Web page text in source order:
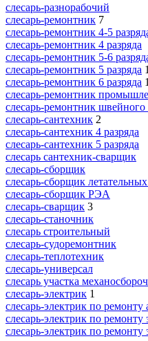
слесарь-разнорабочий
слесарь-ремонтник 7
слесарь-ремонтник 4-5
слесарь-ремонтник 4 разряда
слесарь-ремонтник 5-6
слесарь-ремонтник 5 разряда 1
слесарь-ремонтник 6 разряда 1
слесарь-ремонтник
слесарь-ремонтник швейного
слесарь-сантехник 2
слесарь-сантехник 4 разряда
слесарь-сантехник 5 разряда
слесарь сантехник-сварщик
слесарь-сборщик
слесарь-сборщик
слесарь-сборщик РЭА
слесарь-сварщик 3
слесарь-станочник
слесарь строительный
слесарь-судоремонтник
слесарь-теплотехник
слесарь-универсал
слесарь участка
слесарь-электрик 1
слесарь-электрик по ремонту
слесарь-электрик по ремонту
слесарь-электрик по ремонту